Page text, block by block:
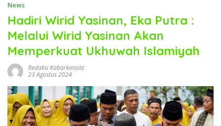
News
Hadiri Wirid Yasinan, Eka Putra :
Melalui Wirid Yasinan Akan
Memperkuat Ukhuwah Islamiyah
Redaksi Kabarkinisite
23 Agustus 2024